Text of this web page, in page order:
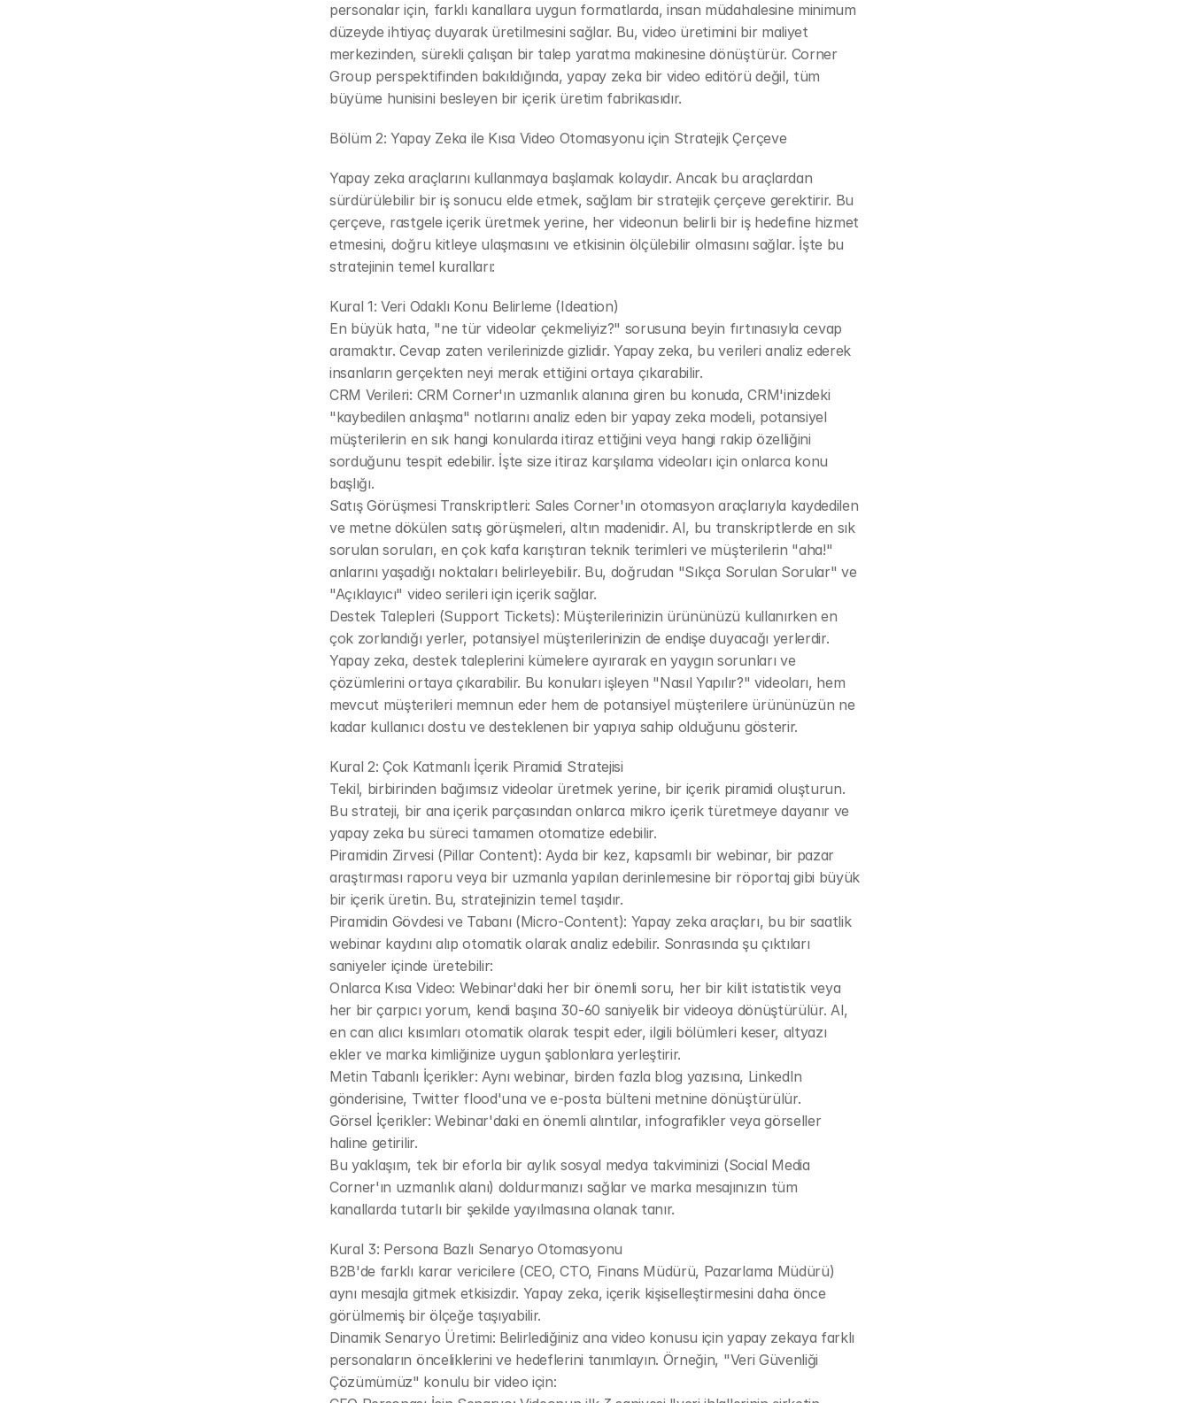
personalar için, farklı kanallara uygun formatlarda, insan müdahalesine minimum
düzeyde ihtiyaç duyarak üretilmesini sağlar. Bu, video üretimini bir maliyet
merkezinden, sürekli çalışan bir talep yaratma makinesine dönüştürür. Corner
Group perspektifinden bakıldığında, yapay zeka bir video editörü değil, tüm
büyüme hunisini besleyen bir içerik üretim fabrikasıdır.
Bölüm 2: Yapay Zeka ile Kısa Video Otomasyonu için Stratejik Çerçeve
Yapay zeka araçlarını kullanmaya başlamak kolaydır. Ancak bu araçlardan
sürdürülebilir bir iş sonucu elde etmek, sağlam bir stratejik çerçeve gerektirir. Bu
çerçeve, rastgele içerik üretmek yerine, her videonun belirli bir iş hedefine hizmet
etmesini, doğru kitleye ulaşmasını ve etkisinin ölçülebilir olmasını sağlar. İşte bu
stratejinin temel kuralları:
Kural 1: Veri Odaklı Konu Belirleme (Ideation)
En büyük hata, "ne tür videolar çekmeliyiz?" sorusuna beyin fırtınasıyla cevap
aramaktır. Cevap zaten verilerinizde gizlidir. Yapay zeka, bu verileri analiz ederek
insanların gerçekten neyi merak ettiğini ortaya çıkarabilir.
CRM Verileri: CRM Corner'ın uzmanlık alanına giren bu konuda, CRM'inizdeki
"kaybedilen anlaşma" notlarını analiz eden bir yapay zeka modeli, potansiyel
müşterilerin en sık hangi konularda itiraz ettiğini veya hangi rakip özelliğini
sorduğunu tespit edebilir. İşte size itiraz karşılama videoları için onlarca konu
başlığı.
Satış Görüşmesi Transkriptleri: Sales Corner'ın otomasyon araçlarıyla kaydedilen
ve metne dökülen satış görüşmeleri, altın madenidir. AI, bu transkriptlerde en sık
sorulan soruları, en çok kafa karıştıran teknik terimleri ve müşterilerin "aha!"
anlarını yaşadığı noktaları belirleyebilir. Bu, doğrudan "Sıkça Sorulan Sorular" ve
"Açıklayıcı" video serileri için içerik sağlar.
Destek Talepleri (Support Tickets): Müşterilerinizin ürününüzü kullanırken en
çok zorlandığı yerler, potansiyel müşterilerinizin de endişe duyacağı yerlerdir.
Yapay zeka, destek taleplerini kümelere ayırarak en yaygın sorunları ve
çözümlerini ortaya çıkarabilir. Bu konuları işleyen "Nasıl Yapılır?" videoları, hem
mevcut müşterileri memnun eder hem de potansiyel müşterilere ürününüzün ne
kadar kullanıcı dostu ve desteklenen bir yapıya sahip olduğunu gösterir.
Kural 2: Çok Katmanlı İçerik Piramidi Stratejisi
Tekil, birbirinden bağımsız videolar üretmek yerine, bir içerik piramidi oluşturun.
Bu strateji, bir ana içerik parçasından onlarca mikro içerik türetmeye dayanır ve
yapay zeka bu süreci tamamen otomatize edebilir.
Piramidin Zirvesi (Pillar Content): Ayda bir kez, kapsamlı bir webinar, bir pazar
araştırması raporu veya bir uzmanla yapılan derinlemesine bir röportaj gibi büyük
bir içerik üretin. Bu, stratejinizin temel taşıdır.
Piramidin Gövdesi ve Tabanı (Micro-Content): Yapay zeka araçları, bu bir saatlik
webinar kaydını alıp otomatik olarak analiz edebilir. Sonrasında şu çıktıları
saniyeler içinde üretebilir:
Onlarca Kısa Video: Webinar'daki her bir önemli soru, her bir kilit istatistik veya
her bir çarpıcı yorum, kendi başına 30-60 saniyelik bir videoya dönüştürülür. AI,
en can alıcı kısımları otomatik olarak tespit eder, ilgili bölümleri keser, altyazı
ekler ve marka kimliğinize uygun şablonlara yerleştirir.
Metin Tabanlı İçerikler: Aynı webinar, birden fazla blog yazısına, LinkedIn
gönderisine, Twitter flood'una ve e-posta bülteni metnine dönüştürülür.
Görsel İçerikler: Webinar'daki en önemli alıntılar, infografikler veya görseller
haline getirilir.
Bu yaklaşım, tek bir eforla bir aylık sosyal medya takviminizi (Social Media
Corner'ın uzmanlık alanı) doldurmanızı sağlar ve marka mesajınızın tüm
kanallarda tutarlı bir şekilde yayılmasına olanak tanır.
Kural 3: Persona Bazlı Senaryo Otomasyonu
B2B'de farklı karar vericilere (CEO, CTO, Finans Müdürü, Pazarlama Müdürü)
aynı mesajla gitmek etkisizdir. Yapay zeka, içerik kişiselleştirmesini daha önce
görülmemiş bir ölçeğe taşıyabilir.
Dinamik Senaryo Üretimi: Belirlediğiniz ana video konusu için yapay zekaya farklı
personaların önceliklerini ve hedeflerini tanımlayın. Örneğin, "Veri Güvenliği
Çözümümüz" konulu bir video için: